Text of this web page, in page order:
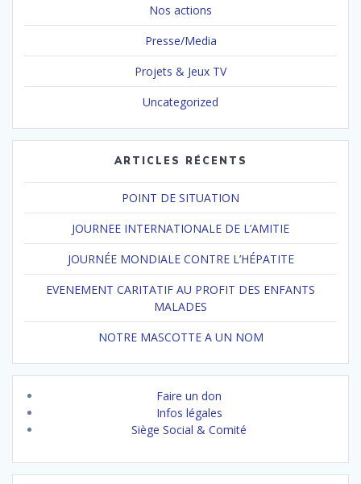
Nos actions
Presse/Media
Projets & Jeux TV
Uncategorized
ARTICLES RÉCENTS
POINT DE SITUATION
JOURNEE INTERNATIONALE DE L’AMITIE
JOURNÉE MONDIALE CONTRE L’HÉPATITE
EVENEMENT CARITATIF AU PROFIT DES ENFANTS
MALADES
NOTRE MASCOTTE A UN NOM
Faire un don
Infos légales
Siège Social & Comité